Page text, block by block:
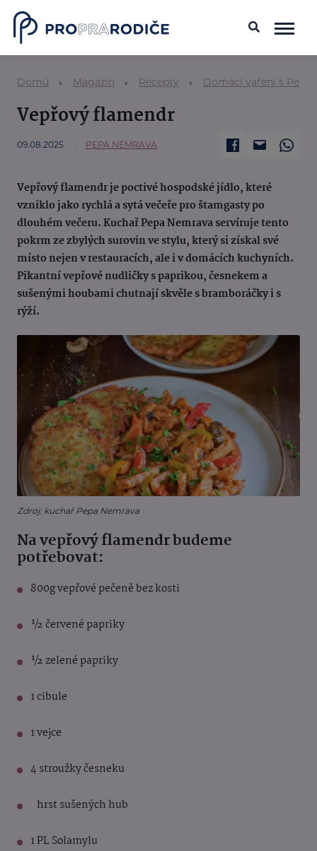
Domů Magazín Recepty Domácí vaření s
Vepřový flamendr
09.08.2025 PEPA NEMRAVA
Vepřový flamendr je poctivé hospodské jídlo, které
vzniklo jako rychlá a sytá večeře pro štamgasty po
dlouhém večeru. Kuchař Pepa Nemrava servíruje tento
pokrm ze zbylých surovin ve stylu, který si získal své
místo nejen v restauracích, ale i v domácích kuchyních.
Pikantní vepřové nudličky s paprikou, česnekem a
sušenými houbami chutnají skvěle s bramboráčky i s
rýží.
Zdroj: kuchař Pepa Nemrava
Na vepřový flamendr budeme
potřebovat:
800g vepřové pečeně bez kosti
½ červené papriky
½ zelené papriky
1 cibule
1 vejce
4 stroužky česneku
hrst sušených hub
1 PL Solamylu